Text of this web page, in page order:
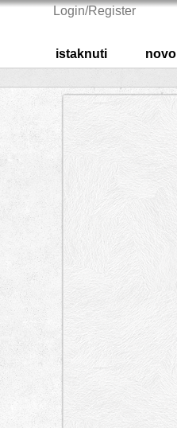
istaknuti novo
Login/Register